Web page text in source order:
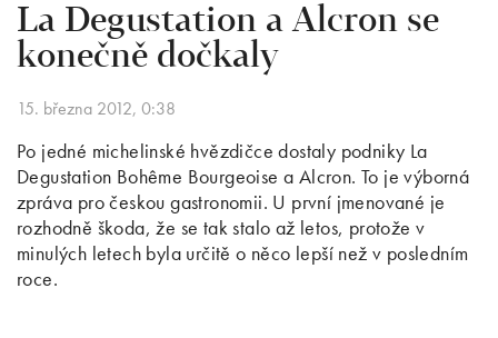
La Degustation a Alcron se
konečně dočkaly
15. března 2012, 0:38
Po jedné michelinské hvězdičce dostaly podniky La
Degustation Bohême Bourgeoise a Alcron. To je výborná
zpráva pro českou gastronomii. U první jmenované je
rozhodně škoda, že se tak stalo až letos, protože v
minulých letech byla určitě o něco lepší než v posledním
roce.